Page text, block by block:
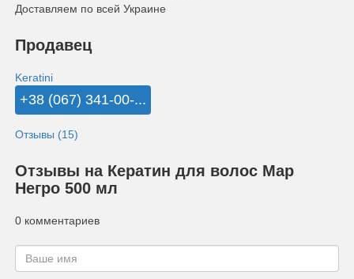
Доставляем по всей Украине
Продавец
Keratini
+38 (067) 341-00-...
Отзывы (15)
Отзывы на Кератин для волос Мар
Негро 500 мл
0 комментариев